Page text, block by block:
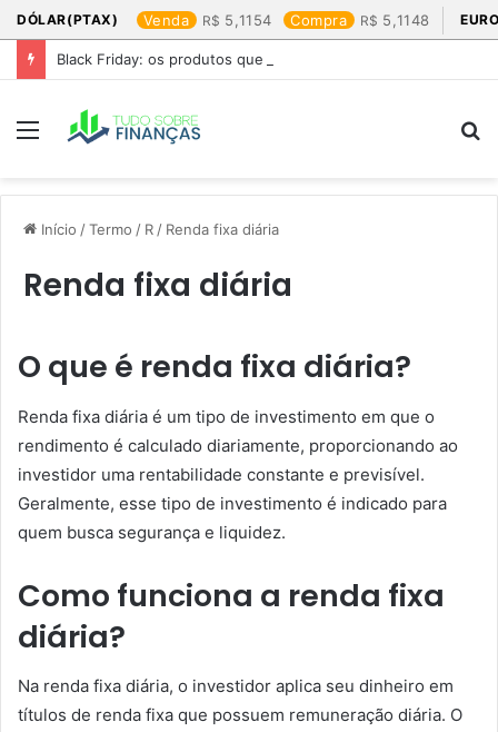
DÓLAR(PTAX) Venda 5,1154 Compra 5,1148
Black Friday: os produtos que mais valem a pena
Menu
Início /Termo / R / Renda fixa diária
Renda fixa diária
O que é renda fixa diária?
Renda fixa diária é um tipo de investimento em que o
rendimento é calculado diariamente, proporcionando ao
investidor uma rentabilidade constante e previsível.
Geralmente, esse tipo de investimento é indicado para
quem busca segurança e liquidez.
Como funciona a renda fixa
diária?
Na renda fixa diária, o investidor aplica seu dinheiro em
títulos de renda fixa que possuem remuneração diária. O